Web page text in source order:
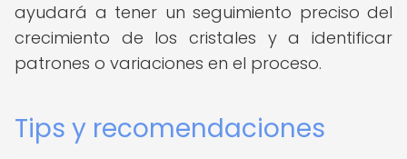
ayudará a tener un seguimiento preciso del
crecimiento de los cristales y a identificar
patrones o variaciones en el proceso.
Tips y recomendaciones